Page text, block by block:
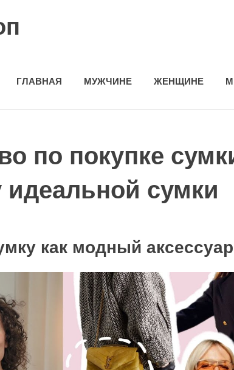
ГЛАВНАЯ МУЖЧИНЕ ЖЕНЩИНЕ
по покупке
сумки
как модный аксессуар